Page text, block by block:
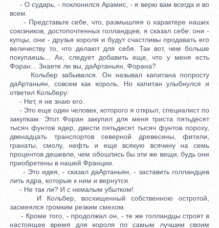
- О сударь, - поклонился Арамис, - я верю вам всегда и во
всем.
- Представьте себе, что, размышляя о характере наших
союзников, достопочтенных голландцев, я сказал себе: они -
купцы, они - друзья короля и будут счастливы продавать его
величеству то, что делают для себя. Так вот, чем больше
покупаешь... Ах, следует добавить еще, что у меня есть
Форан... Знаете ли вы, даАртаньян, Форана?
Кольбер забывался. Он называл капитана попросту
даАртаньян, совсем как король. Но капитан улыбнулся и
ответил Кольберу:
- Нет, я не знаю его.
- Это еще один человек, которого я открыл, специалист по
закупкам. Этот Форан закупил для меня триста пятьдесят
тысяч фунтов ядер, двести пятьдесят тысяч фунтов пороху,
двенадцать транспортов северной древесины, фитили,
гранаты, смолу, нефть и еще всякую всячину на семь
процентов дешевле, чем обошлись бы эти же вещи, будь они
приобретены в нашей Франции.
- Это идея, - сказал даАртаньян, - заставить голландцев
лить ядра, которые к ним и вернутся.
- Не так ли? И с немалым убытком!
И Кольбер, восхищенный собственною остротой,
засмеялся громким резким смехом.
- Кроме того, - продолжал он, - те же голландцы строят в
настоящее время для короля по самым лучшим своим